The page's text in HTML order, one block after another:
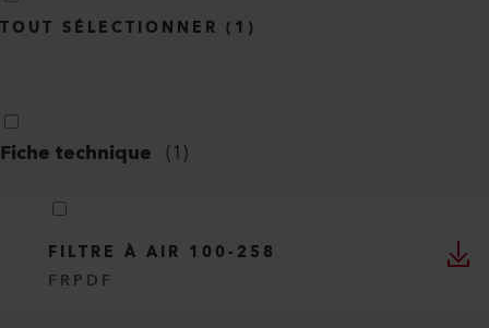
TOUT SÉLECTIONNER ( 1 )
Fiche technique (1)
FILTRE À AIR 100-258
FR PDF